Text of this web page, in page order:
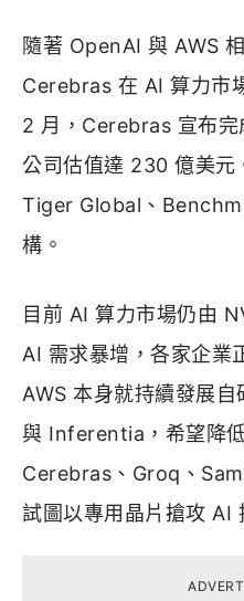
隨著 OpenAI 與 AWS
Cerebras 在 AI 算力市
2 月，Cerebras 宣布完
公司估值達 230 億美元
Tiger Global、
構。
目前 AI 算力市場仍由
AI 需求暴增，各家企業
AWS 本身就持續發展
與 Inferentia，希望降
Cerebras、Groq、
試圖以專用晶片搶攻 AI